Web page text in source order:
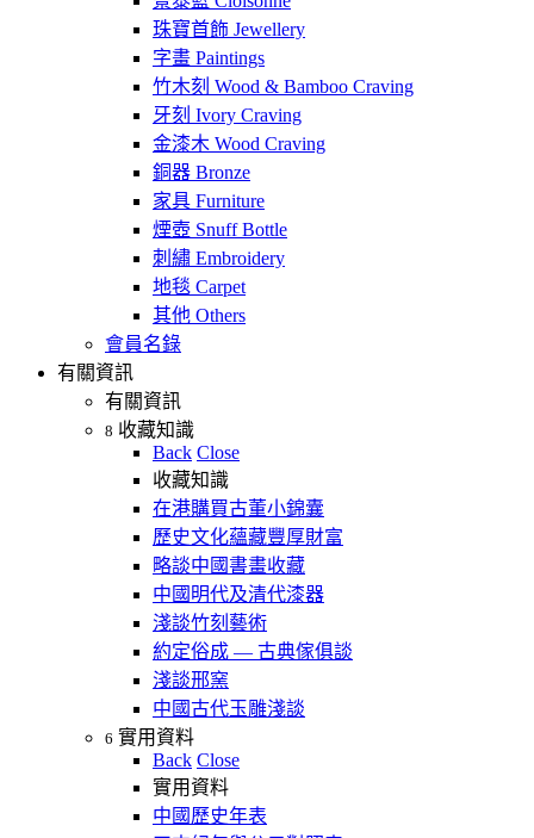
珠寶首飾 Jewellery
字畫 Paintings
竹木刻 Wood & Bamboo Craving
牙刻 Ivory Craving
金漆木 Wood Craving
銅器 Bronze
家具 Furniture
煙壺 Snuff Bottle
刺繡 Embroidery
地毯 Carpet
其他 Others
會員名錄
有關資訊
有關資訊
8 收藏知識
Back Close
收藏知識
在港購買古董小錦囊
歷史文化蘊藏豐厚財富
略談中國書畫收藏
中國明代及清代漆器
淺談竹刻藝術
約定俗成 — 古典傢俱談
淺談邢窯
中國古代玉雕淺談
6 實用資料
Back Close
實用資料
中國歷史年表